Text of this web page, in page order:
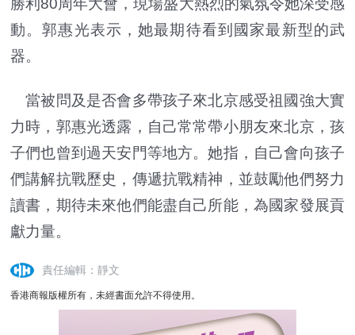
動。郭惠光表示，她最期待看到國家最新型的武
器。
當被問及是否會多帶孩子來北京感受祖國強大實
力時，郭惠光透露，自己常常帶小朋友來北京，孩
子們也曾到過天安門等地方。她指，自己會向孩子
們講解抗戰歷史，傳遞抗戰精神，並鼓勵他們努力
讀書，期待未來他們能盡自己所能，為國家發展貢
獻力量。
責任編輯：靜文
香港商報版權所有，未經書面允許不得使用。